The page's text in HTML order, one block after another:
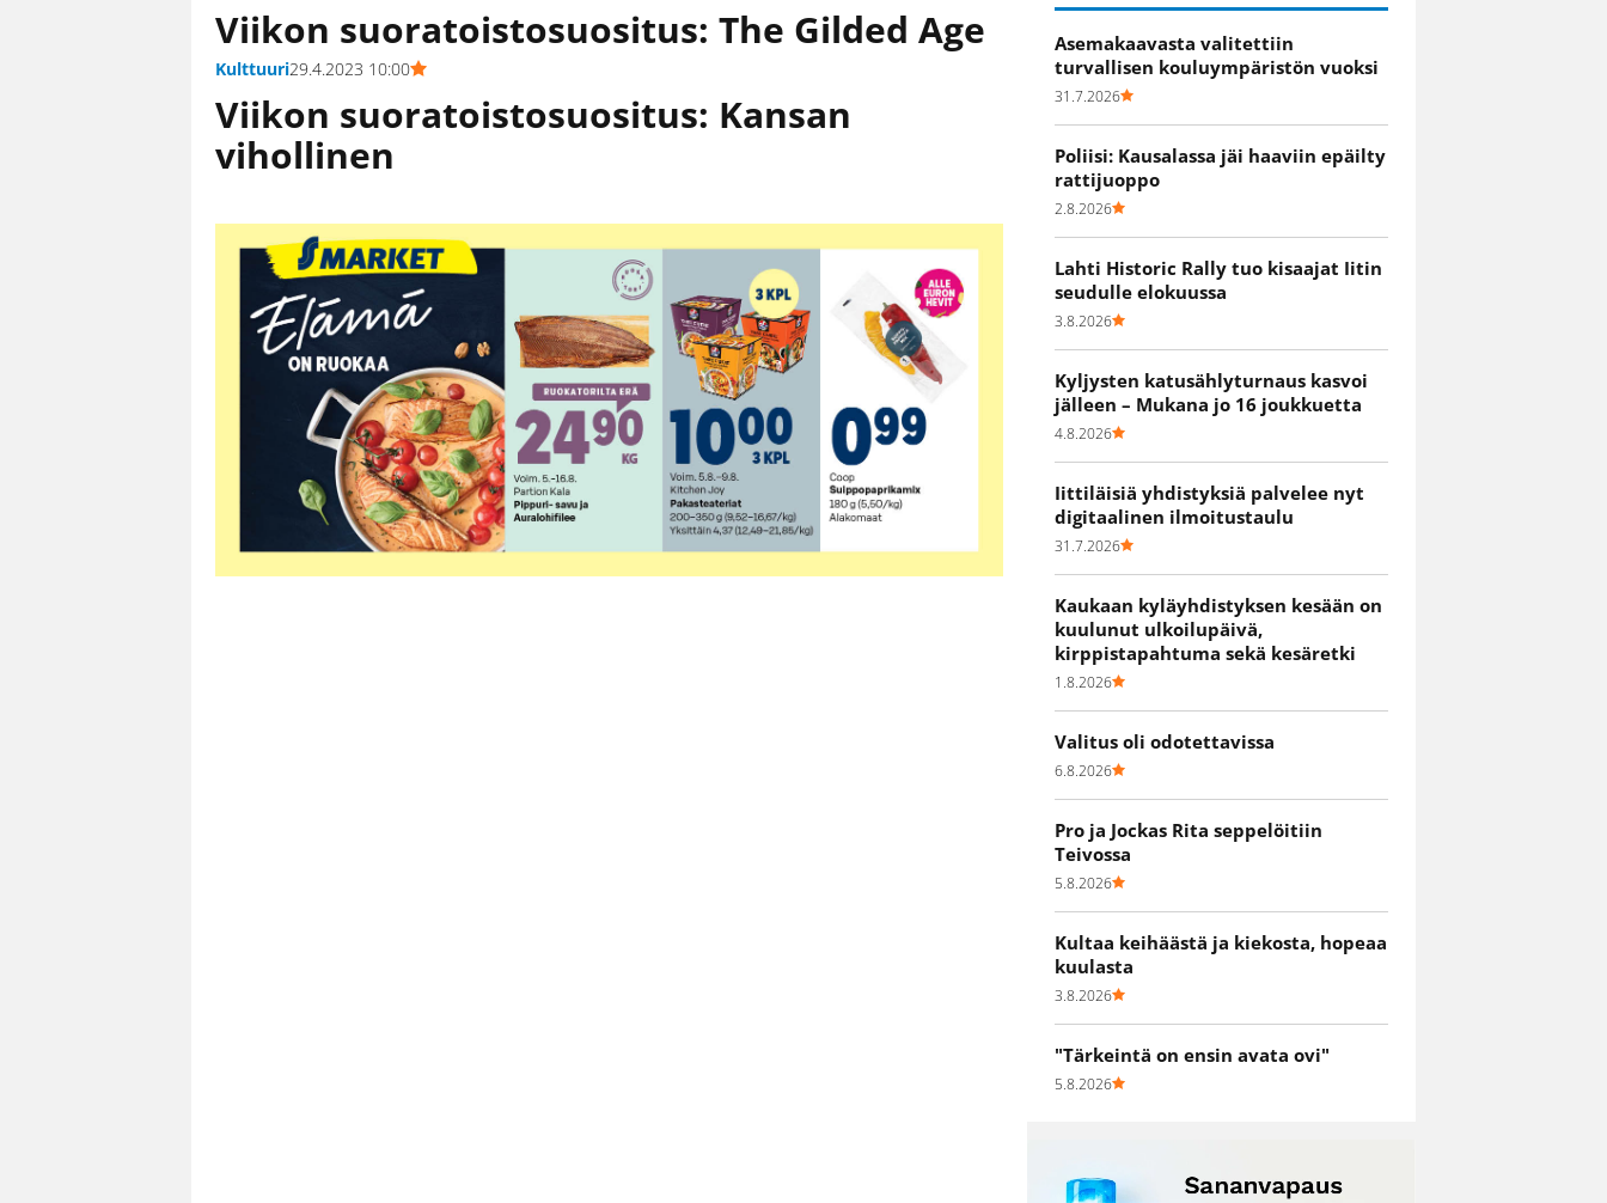
Viikon suoratoistosuositus: The Gilded Age
Kulttuuri29.4.2023 10:00
Viikon suoratoistosuositus: Kansan
vihollinen
Asemakaavasta valitettiin
turvallisen kouluympäristön vuoksi
31.7.2026
Poliisi: Kausalassa jäi haaviin epäilty
rattijuoppo
2.8.2026
Lahti Historic Rally tuo kisaajat Iitin
seudulle elokuussa
3.8.2026
Kyljysten katusählyturnaus kasvoi
jälleen – Mukana jo 16 joukkuetta
4.8.2026
Iittiläisiä yhdistyksiä palvelee nyt
digitaalinen ilmoitustaulu
31.7.2026
Kaukaan kyläyhdistyksen kesään on
kuulunut ulkoilupäivä,
kirppistapahtuma sekä kesäretki
1.8.2026
Valitus oli odotettavissa
6.8.2026
Pro ja Jockas Rita seppelöitiin
Teivossa
5.8.2026
Kultaa keihäästä ja kiekosta, hopeaa
kuulasta
3.8.2026
"Tärkeintä on ensin avata ovi"
5.8.2026